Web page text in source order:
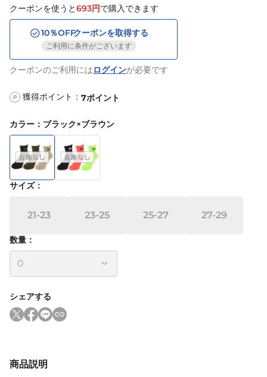
クーポンを使うと693円で購入できます
10％OFFクーポンを取得する
ご利用に条件がございます
クーポンのご利用にはログインが必要です
P 獲得ポイント： 7ポイント
カラー ： ブラック×ブラウン
サイズ：
21-23 23-25 25-27 27-29
数量：
シェアする
商品説明